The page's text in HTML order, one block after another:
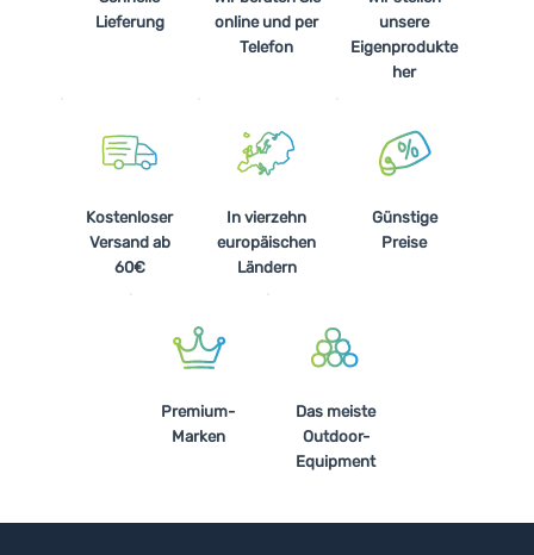
Lieferung
online und per
Telefon
unsere
Eigenprodukte
her
Kostenloser
Versand ab
60€
In vierzehn
europäischen
Ländern
Günstige
Preise
Premium-
Marken
Das meiste
Outdoor-
Equipment